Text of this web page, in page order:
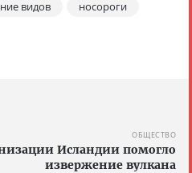
видов носороги
ОБЩЕСТВО
Исландии помогло
извержение вулкана